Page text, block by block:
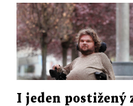
I jeden postižený